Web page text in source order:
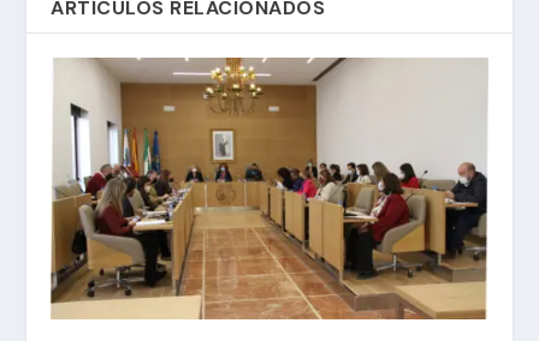
ARTÍCULOS RELACIONADOS